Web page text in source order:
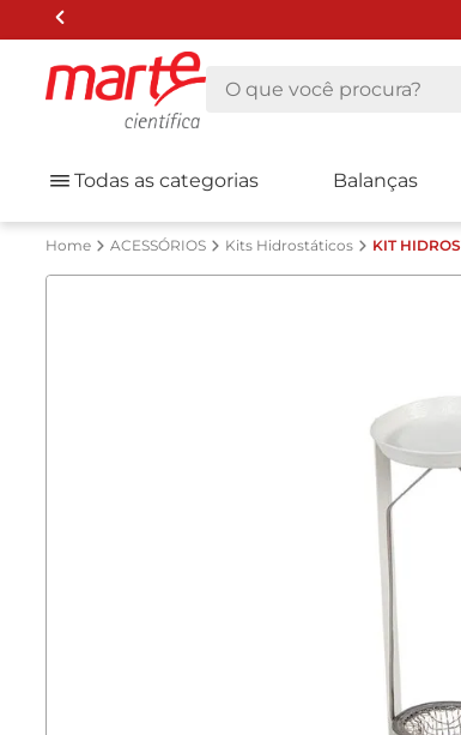
O que você procura?
Todas as categorias Balanças
ACESSÓRIOS Kits Hidrostáticos KIT